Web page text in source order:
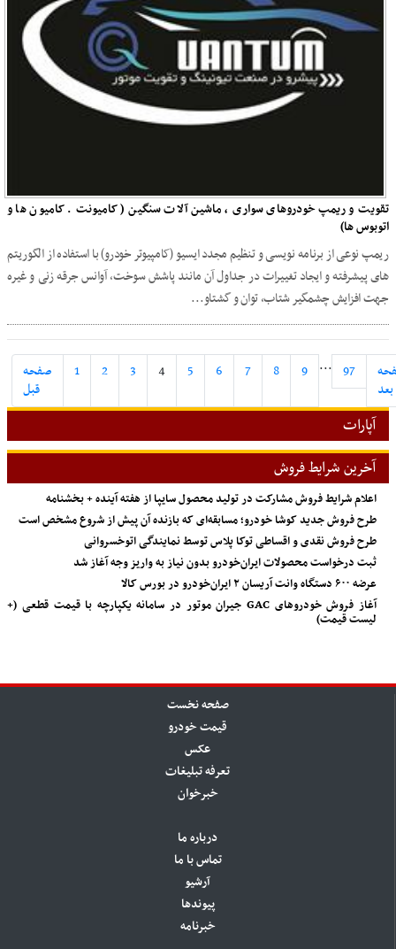
تقویت و ریمپ خودروهای سواری ، ماشین آلات سنگین ( کامیونت . کامیون ها و
اتوبوس ها)
ریمپ نوعی از برنامه نویسی و تنظیم مجدد ایسیو (کامپیوتر خودرو) با استفاده از الگوریتم
های پیشرفته و ایجاد تغییرات در جداول آن مانند پاشش سوخت، آوانس جرقه زنی و غیره
جهت افزایش چشمگیر شتاب، توان و گشتاو...
صفحه
قبل
1 2 3 4 5 6 7 8 9 ... 97
بعد
آپارات
آخرین شرایط فروش
اعلام شرایط فروش مشارکت در تولید محصول سایپا از هفته آینده + بخشنامه
طرح فروش جدید کوشا خودرو؛ مسابقه‌ای که بازنده آن پیش از شروع مشخص است
طرح فروش نقدی و اقساطی توکا پلاس توسط نمایندگی اتوخسروانی
ثبت درخواست محصولات ایران‌خودرو بدون نیاز به واریز وجه آغاز شد
عرضه ۶۰۰ دستگاه وانت آریسان ۲ ایران‌خودرو در بورس کالا
آغاز فروش خودروهای GAC جیران موتور در سامانه یکپارچه با قیمت قطعی (+
لیست قیمت)
صفحه نخست
قیمت خودرو
عکس
تعرفه تبلیغات
خبرخوان
درباره ما
تماس با ما
آرشیو
پیوندها
خبرنامه